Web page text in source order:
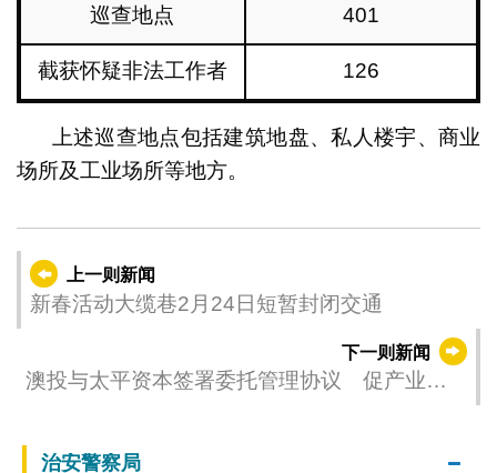
巡查地点 401
截获怀疑非法工作者 126
上述巡查地点包括建筑地盘、私人楼宇、商业
场所及工业场所等地方。
上一则新闻
新春活动大缆巷2月24日短暂封闭交通
下一则新闻
澳投与太平资本签署委托管理协议 促产业园
治安警察局